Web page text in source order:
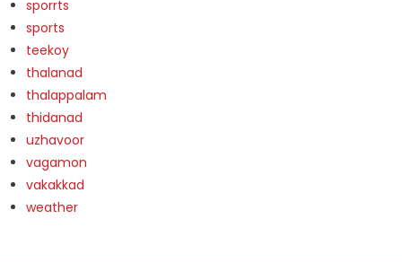
sporrts
sports
teekoy
thalanad
thalappalam
thidanad
uzhavoor
vagamon
vakakkad
weather